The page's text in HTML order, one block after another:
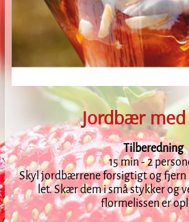
Jordbær
Tilberedning
15 min - 2
Skyl jordbærrene forsigtigt og
let. Skær dem i små stykker og
flormelissen er